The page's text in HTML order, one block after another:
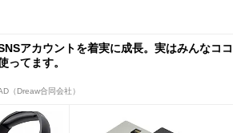
アカウントを着実に成長。実はみんなココ
ってます。
（Dreaw合同会社）